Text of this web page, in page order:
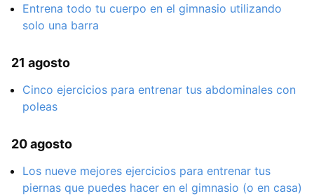
Entrena todo tu cuerpo en el gimnasio utilizando
solo una barra
21 agosto
Cinco ejercicios para entrenar tus abdominales con
poleas
20 agosto
Los nueve mejores ejercicios para entrenar tus
piernas que puedes hacer en el gimnasio (o en casa)